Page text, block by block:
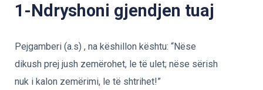
1-Ndryshoni gjendjen tuaj
Pejgamberi (a.s) , na këshillon kështu: “Nëse
dikush prej jush zemërohet, le të ulet; nëse sërish
nuk i kalon zemërimi, le të shtrihet!”